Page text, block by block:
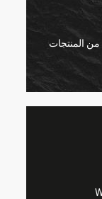
من المنتجات